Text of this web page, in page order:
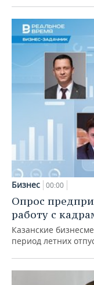
Бизнес 00:00
Опрос
работу с
Казанские
период летних